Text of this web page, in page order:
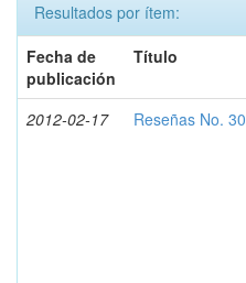
Resultados por ítem:
Fecha de
publicación
Título
2012-02-17 Reseñas No. 30